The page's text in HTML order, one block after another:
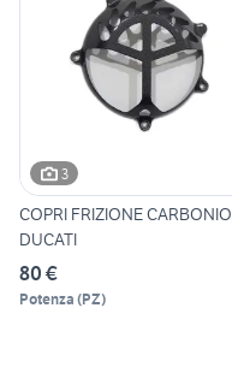
3
COPRI FRIZIONE CARBONIO
DUCATI
80 €
Potenza (PZ)